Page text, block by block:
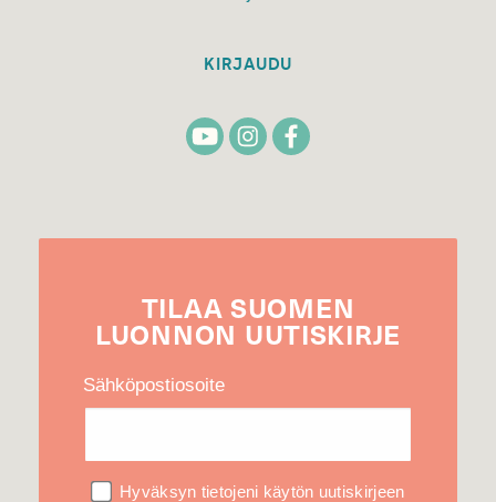
KIRJAUDU
TILAA SUOMEN
LUONNON UUTIS­KIRJE
Sähköpostiosoite
Hyväksyn tietojeni käytön uutiskirjeen